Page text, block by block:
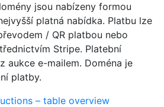
jsou nabízeny formou
platná nabídka. Platbu lze
/ QR platbou nebo
Stripe. Platební
aukce e-mailem. Doména je
platby.
– table overview